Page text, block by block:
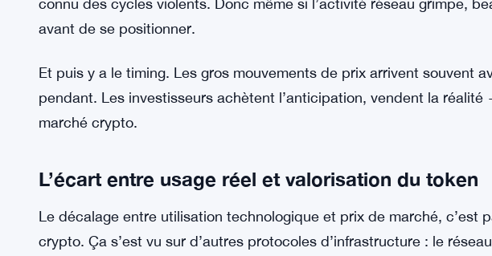
Et pourtant. Le token LINK, lui, reste à 7,94 dollars. Stable. Presque
Plusieurs choses peuvent expliquer ça. D’abord, l’offre en
tokens disponibles sur le marché, même une demande accrue ne
monter le prix — l’équilibre offre-demande reste le roi. Ensuite, les
connu des cycles violents. Donc même si l’activité réseau grimpe,
Et puis y a le timing. Les gros mouvements de prix arrivent souvent